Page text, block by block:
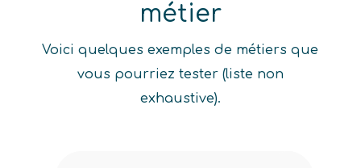
métier
Voici quelques exemples de métiers que
vous pourriez tester (liste non
exhaustive).